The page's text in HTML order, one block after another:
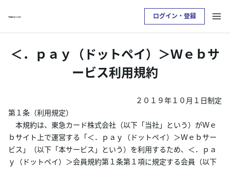
ログイン・登録
お支払い明細を確認したい方は
クレジットサービスへログインが必要です
トップ
カードをつくる
＜．ｐａｙ（ドットペイ）＞Ｗｅｂサ
ービス利用規約
２０１９年１０月１日制定
第１条（利用規定）
本規約は、東急カード株式会社（以下「当社」という）がＷｅ
ｂサイト上で運営する「＜．ｐａｙ（ドットペイ）＞Ｗｅｂサー
ビス」（以下「本サービス」という）を利用するため、＜．ｐａ
ｙ（ドットペイ）＞会員規約第１条第１項に規定する会員（以下